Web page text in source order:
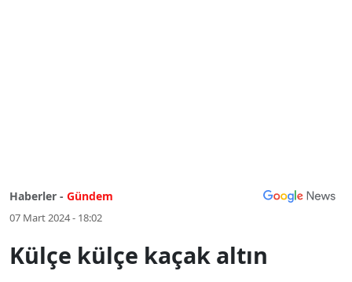
Haberler - Gündem
07 Mart 2024 - 18:02
Külçe külçe kaçak altın